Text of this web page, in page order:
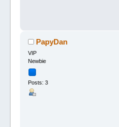
PapyDan
VIP
Newbie
Posts: 3